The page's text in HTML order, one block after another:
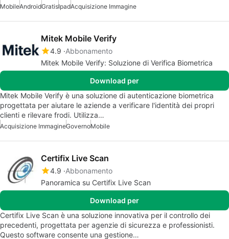
MobileAndroidGratisIpadAcquisizione Immagine
Mitek Mobile Verify
4.9 Abbonamento
Mitek Mobile Verify: Soluzione di Verifica Biometrica
Download per
Mitek Mobile Verify è una soluzione di autenticazione biometrica
progettata per aiutare le aziende a verificare l'identità dei propri
clienti e rilevare frodi. Utilizza…
Acquisizione ImmagineGovernoMobile
Certifix Live Scan
4.9 Abbonamento
Panoramica su Certifix Live Scan
Download per
Certifix Live Scan è una soluzione innovativa per il controllo dei
precedenti, progettata per agenzie di sicurezza e professionisti.
Questo software consente una gestione…